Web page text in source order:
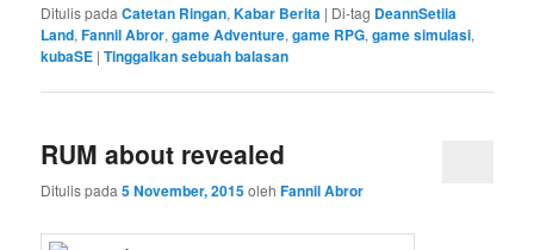
Ditulis pada Catetan Ringan,Kabar Berita | Di-tag DeannSetiia
Land,Fannil Abror,game Adventure,game RPG,game simulasi,
kubaSE |Tinggalkan sebuah balasan
RUM about revealed
Ditulis pada5 November, 2015olehFannil Abror